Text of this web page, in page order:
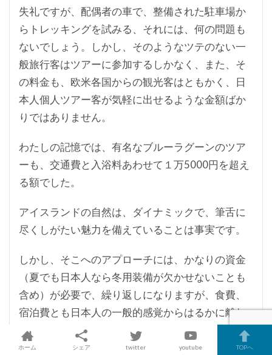
失礼ですが、配偶者の車で、整備された駐車場か
らトレッキングを試みる、それには、何の問題も
ないでしょう。しかし、そのようなツテのない一
般旅行客はツアーに参加するしかなく、また、そ
の料金も、欧米各国からの観光客はともかく、日
本人個人ツアー客が気軽に出せるような金額ばか
りではありません。
わたしの記憶では、有名なブルーラグーンのツア
ーも、交通費と入浴料あわせて１万5000円を超え
る額でした。
アイスランドの自然は、ダイナミックで、筆舌に
尽くしがたい魅力を備えていることは事実です。
しかし、そこへのアプローチには、かなりの資金
（夏でも日本人なら冬用装備が欠かせないことも
含め）が必要で、繰り返しになりますが、食費、
宿泊費とも日本人の一般的感覚からはるかに離れ
た「高価格帯」がふつうです。その自然の醍醐味
を味わうのには、十分な資金力とそれへの覚悟な
ホーム シェア twitter youtube TOPへ